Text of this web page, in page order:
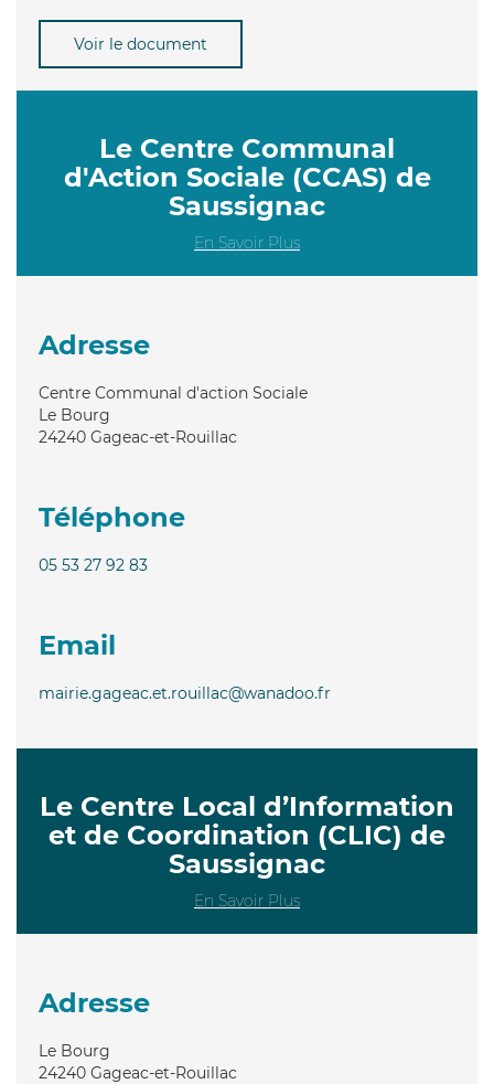
Voir le document
Le Centre Communal
d'Action Sociale (CCAS) de
Saussignac
En Savoir Plus
Adresse
Centre Communal d'action Sociale
Le Bourg
24240 Gageac-et-Rouillac
Téléphone
05 53 27 92 83
Email
mairie.gageac.et.rouillac@wanadoo.fr
Le Centre Local d’Information
et de Coordination (CLIC) de
Saussignac
En Savoir Plus
Adresse
Le Bourg
24240 Gageac-et-Rouillac